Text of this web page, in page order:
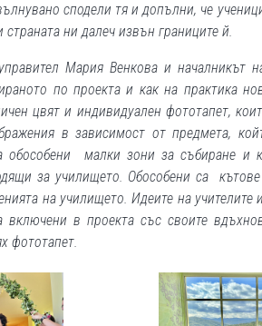
сподели тя и допълни, че
ни далеч извън границите й.
Мария Венкова и началникът
по проекта и как на практика
цвят и индивидуален фототапет,
в зависимост от предмета,
малки зони за събиране и
за училището. Обособени са кътове
на училището. Идеите на учителите
в проекта със своите
фототапет.